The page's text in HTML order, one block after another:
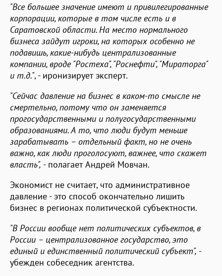
"Все большее значение имеют и привилегированные
корпорации, которые в том числе есть и в
Саратовской области. На место нормального
бизнеса зайдут игроки, на которых особенно не
подавишь, какие-нибудь централизованные
компании, вроде "Ростеха", "Роснефти", "Мираторга"
и т.д.", - иронизирует эксперт.
"Сейчас давление на бизнес в каком-то смысле не
смертельно, потому что он заменяется
прогосударственными и полугосударственными
образованиями. А то, что люди будут меньше
зарабатывать – отдельный факт, но не очень
важно, как люди проголосуют, важнее, что скажет
власть", - полагает Андрей Мовчан.
Экономист не считает, что административное
давление - это способ окончательно лишить
бизнес в регионах политической субъектности.
"В России вообще нет политических субъектов, в
России – централизованное государство, это
единый и единственный политический субъект", -
убежден собеседник агентства.